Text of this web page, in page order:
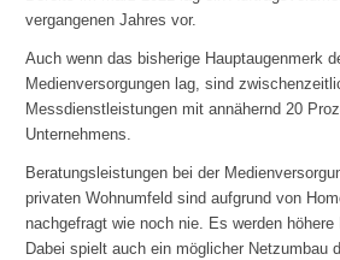
vergangenen Jahres vor.
Auch wenn das bisherige Hauptaugenmerk
Medienversorgungen lag, sind
Messdienstleistungen mit annähernd 20
Unternehmens.
Beratungsleistungen bei der
privaten Wohnumfeld sind aufgrund von
nachgefragt wie noch nie. Es werden
Dabei spielt auch ein möglicher Netzumbau